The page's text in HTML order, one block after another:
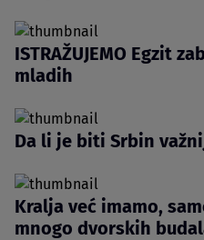
ISTRAŽUJEMO Egzit
mladih
Da li je biti Srbin
Kralja već imamo,
mnogo dvorskih